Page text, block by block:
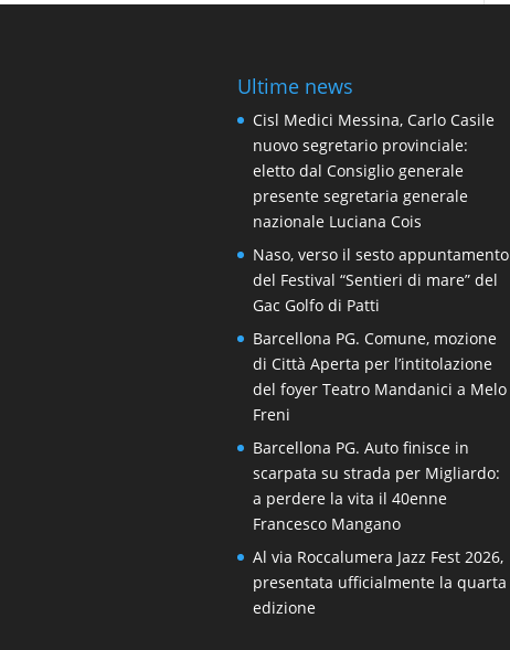
Ultime news
Cisl Medici Messina, Carlo Casile
nuovo segretario provinciale:
eletto dal Consiglio generale
presente segretaria generale
nazionale Luciana Cois
Naso, verso il sesto appuntamento
del Festival “Sentieri di mare” del
Gac Golfo di Patti
Barcellona PG. Comune, mozione
di Città Aperta per l’intitolazione
del foyer Teatro Mandanici a Melo
Freni
Barcellona PG. Auto finisce in
scarpata su strada per Migliardo:
a perdere la vita il 40enne
Francesco Mangano
Al via Roccalumera Jazz Fest 2026,
presentata ufficialmente la quarta
edizione